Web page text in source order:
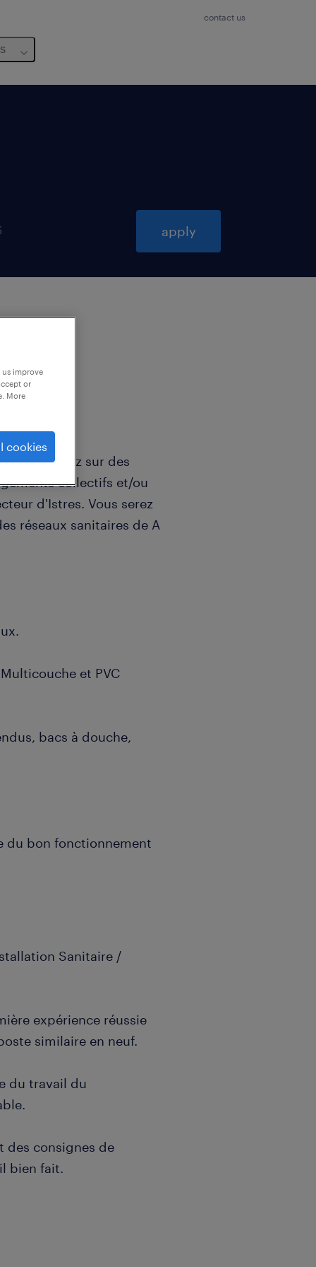
contact us
apply
interviendrez sur des
collectifs et/ou
d'Istres. Vous serez
réseaux sanitaires de A
et PVC
bacs à douche,
du bon fonctionnement
Sanitaire /
expérience réussie
similaire en neuf.
du travail du
des consignes de
bien fait.
les différents
improve
or
More
cookies